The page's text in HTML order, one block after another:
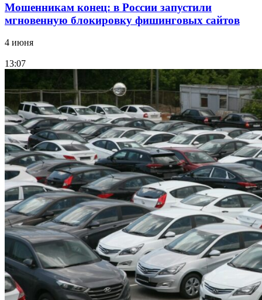
Мошенникам конец: в России запустили
мгновенную блокировку фишинговых сайтов
4 июня
13:07